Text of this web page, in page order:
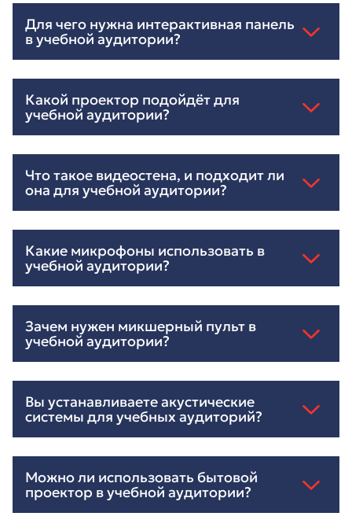
Для чего нужна интерактивная панель
в учебной аудитории?
Какой проектор подойдёт для
учебной аудитории?
Что такое видеостена, и подходит ли
она для учебной аудитории?
Какие микрофоны использовать в
учебной аудитории?
Зачем нужен микшерный пульт в
учебной аудитории?
Вы устанавливаете акустические
системы для учебных аудиторий?
Можно ли использовать бытовой
проектор в учебной аудитории?